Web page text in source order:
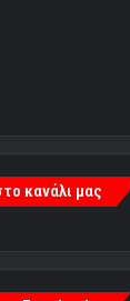
κανάλι μας